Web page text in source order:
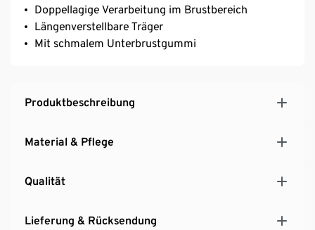
Doppellagige Verarbeitung im Brustbereich
Längenverstellbare Träger
Mit schmalem Unterbrustgummi
Produktbeschreibung
Material & Pflege
Qualität
Lieferung & Rücksendung